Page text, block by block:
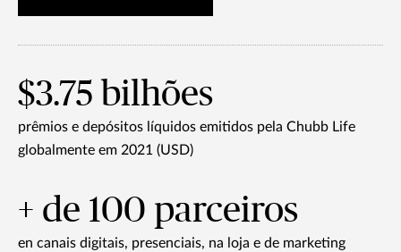
$3.75 bilhões
prêmios e depósitos líquidos emitidos pela Chubb Life
globalmente em 2021 (USD)
+ de 100 parceiros
en canais digitais, presenciais, na loja e de marketing